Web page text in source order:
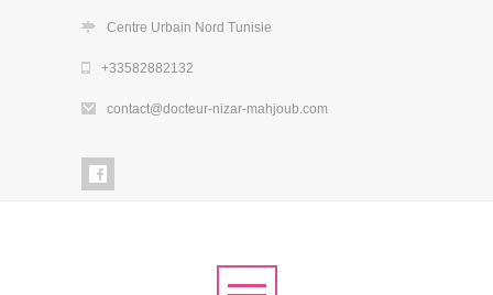
Centre Urbain Nord Tunisie
+33582882132
contact@docteur-nizar-mahjoub.com